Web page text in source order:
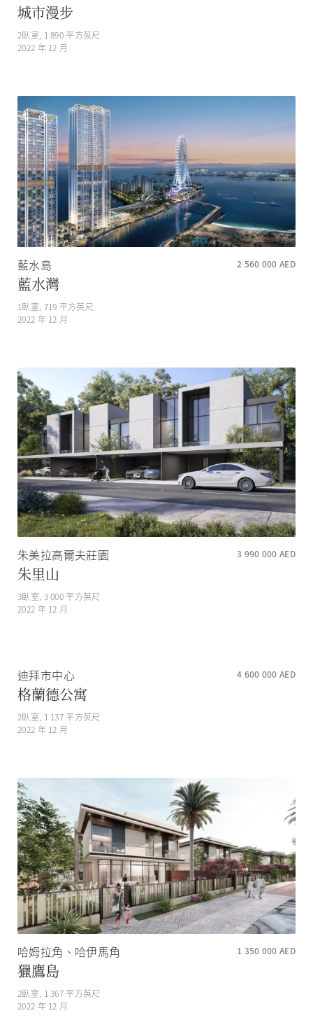
城市漫步
2臥室, 1 890 平方英尺
2022 年 12 月
藍水島 2 560 000 AED
藍水灣
1臥室, 719 平方英尺
2022 年 12 月
朱美拉高爾夫莊園 3 990 000 AED
朱里山
3臥室, 3 000 平方英尺
2022 年 12 月
迪拜市中心 4 600 000 AED
格蘭德公寓
2臥室, 1 137 平方英尺
2022 年 12 月
哈姆拉角、哈伊馬角 1 350 000 AED
獵鷹島
2臥室, 1 367 平方英尺
2022 年 12 月